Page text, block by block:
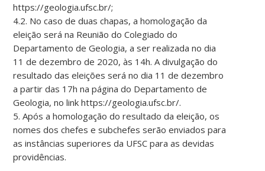
https://geologia.ufsc.br/;
4.2. No caso de duas chapas, a homologação da
eleição será na Reunião do Colegiado do
Departamento de Geologia, a ser realizada no dia
11 de dezembro de 2020, às 14h. A divulgação do
resultado das eleições será no dia 11 de dezembro
a partir das 17h na página do Departamento de
Geologia, no link https://geologia.ufsc.br/.
5. Após a homologação do resultado da eleição, os
nomes dos chefes e subchefes serão enviados para
as instâncias superiores da UFSC para as devidas
providências.